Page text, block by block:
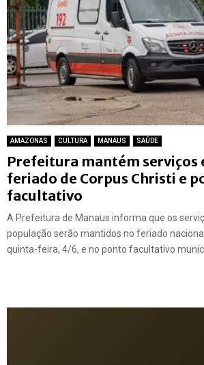
AMAZONAS CULTURA MANAUS SAÚDE
Prefeitura mantém serviços
feriado de Corpus Christi e
facultativo
A Prefeitura de Manaus informa que os
população serão mantidos no feriado
quinta-feira, 4/6, e no ponto facultativo